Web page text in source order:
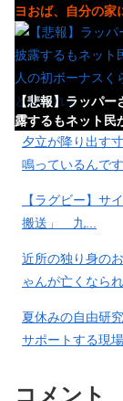
ヨおば、自分の家
全力で拒否るｗｗ
ｗｗ
【悲報】ラッパー
露するもネット民
の初ボーナスく
笑われる
【悲報】韓国人
で日本の避難所っ
レベルなの(ドン
夕立が降り出す
鳴っているんで
【ラグビー】サ
搬送」 九...
近所の独り身の
ゃんが亡くなら
夏休みの自由研
サポートする現
【衝撃】佐々木
コメント